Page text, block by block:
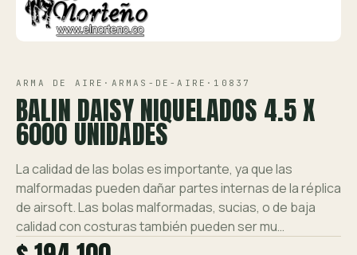
VISTA 1/1
ARMA DE AIRE · ARMAS-DE-AIRE · 10837
BALIN DAISY NIQUELADOS 4.5 X
6000 UNIDADES
La calidad de las bolas es importante, ya que las
malformadas pueden dañar partes internas de la réplica
de airsoft. Las bolas malformadas, sucias, o de baja
calidad con costuras también pueden ser mu…